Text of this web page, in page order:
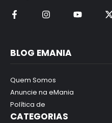
BLOG EMANIA
Quem Somos
Anuncie na eMania
Política de
CATEGORIAS